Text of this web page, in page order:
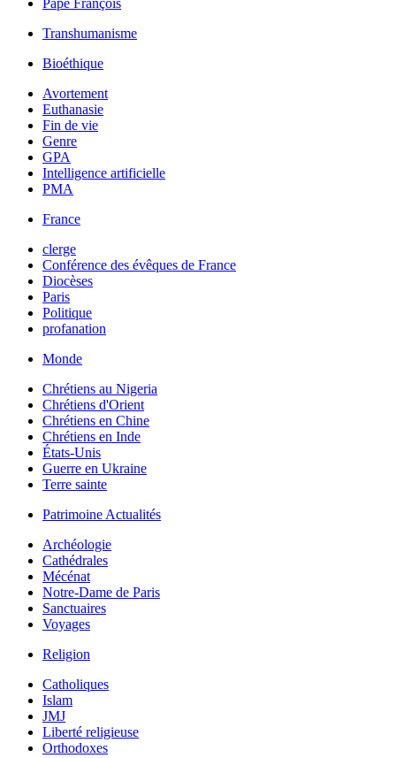
Pape François
Transhumanisme
Bioéthique
Avortement
Euthanasie
Fin de vie
Genre
GPA
Intelligence artificielle
PMA
France
clerge
Conférence des évêques de France
Diocèses
Paris
Politique
profanation
Monde
Chrétiens au Nigeria
Chrétiens d'Orient
Chrétiens en Chine
Chrétiens en Inde
États-Unis
Guerre en Ukraine
Terre sainte
Patrimoine Actualités
Archéologie
Cathédrales
Mécénat
Notre-Dame de Paris
Sanctuaires
Voyages
Religion
Catholiques
Islam
JMJ
Liberté religieuse
Orthodoxes